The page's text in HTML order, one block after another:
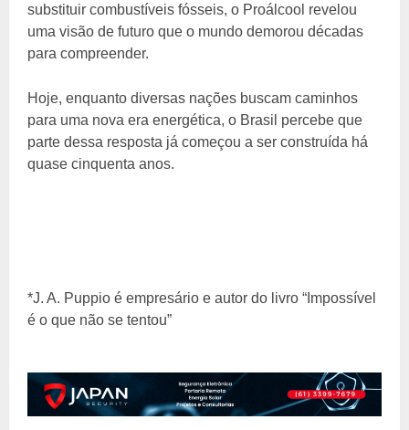
substituir combustíveis fósseis, o Proálcool revelou
uma visão de futuro que o mundo demorou décadas
para compreender.
Hoje, enquanto diversas nações buscam caminhos
para uma nova era energética, o Brasil percebe que
parte dessa resposta já começou a ser construída há
quase cinquenta anos.
*J. A. Puppio é empresário e autor do livro “Impossível
é o que não se tentou”